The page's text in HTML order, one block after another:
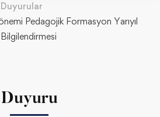
Duyurular
Pedagojik Formasyon Yarıyıl
Duyuru